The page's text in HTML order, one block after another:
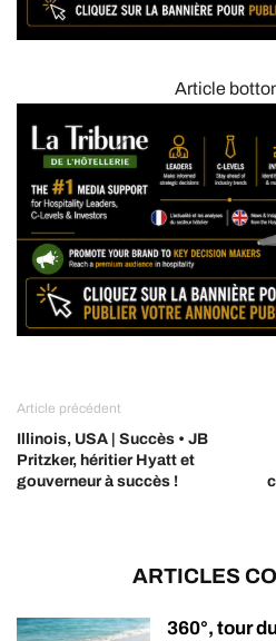
Article
Article précédent
Illinois, USA | Succès • JB
Pritzker, héritier Hyatt et
gouverneur à succès !
ARTICLES
360°, tour